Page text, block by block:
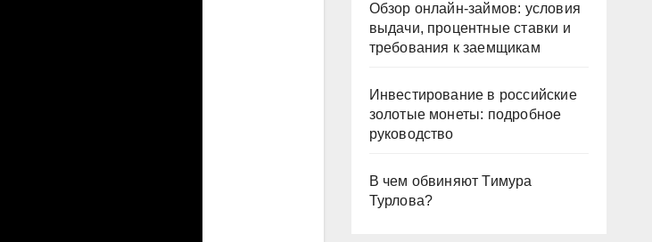
Обзор онлайн-займов: условия
выдачи, процентные ставки и
требования к заемщикам
Инвестирование в российские
золотые монеты: подробное
руководство
В чем обвиняют Тимура
Турлова?